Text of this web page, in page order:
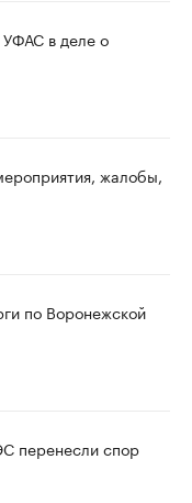
УФАС в деле о
жалобы,
по Воронежской
перенесли спор